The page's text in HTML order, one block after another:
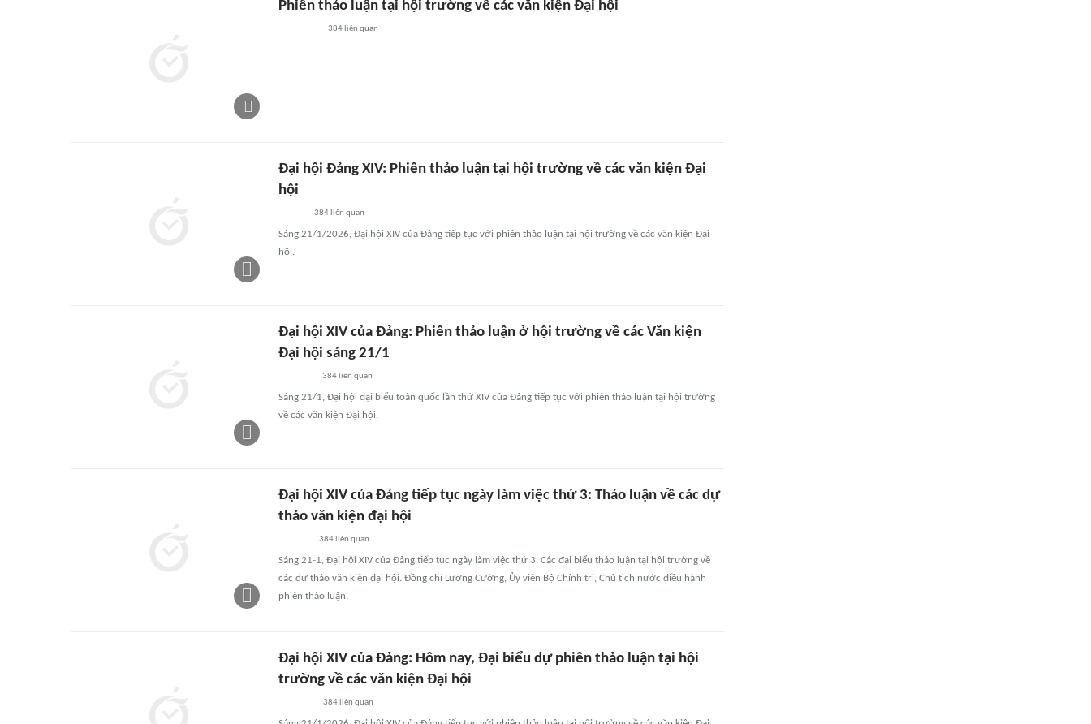
Phiên thảo luận tại hội trường về các văn kiện Đại hội
384liên quan
Đại hội Đảng XIV: Phiên thảo luận tại hội trường về các văn kiện Đại
hội
384 liên quan
Sáng 21/1/2026, Đại hội XIV của Đảng tiếp tục với phiên thảo luận tại hội trường về các văn kiện Đại
hội.
Đại hội XIV của Đảng: Phiên thảo luận ở hội trường về các Văn kiện
Đại hội sáng 21/1
384 liên quan
Sáng 21/1, Đại hội đại biểu toàn quốc lần thứ XIV của Đảng tiếp tục với phiên thảo luận tại hội trường
về các văn kiện Đại hội.
Đại hội XIV của Đảng tiếp tục ngày làm việc thứ 3: Thảo luận về các dự
thảo văn kiện đại hội
384 liên quan
Sáng 21-1, Đại hội XIV của Đảng tiếp tục ngày làm việc thứ 3. Các đại biểu thảo luận tại hội trường về
các dự thảo văn kiện đại hội. Đồng chí Lương Cường, Ủy viên Bộ Chính trị, Chủ tịch nước điều hành
phiên thảo luận.
Đại hội XIV của Đảng: Hôm nay, Đại biểu dự phiên thảo luận tại hội
trường về các văn kiện Đại hội
384liên quan